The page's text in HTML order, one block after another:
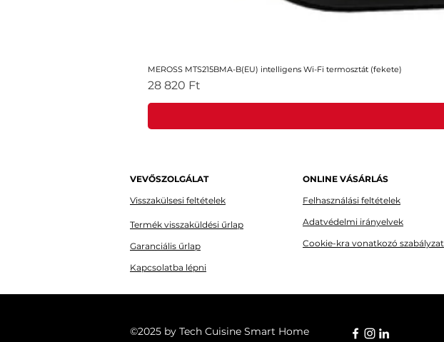
MEROSS MTS215BMA-B(EU) intelligens Wi-Fi termosztát (fekete)
Ár
28 820 Ft
VEVŐSZOLGÁLAT
Visszakülsesi feltételek
Termék visszaküldési űrlap
Garanciális űrlap
Kapcsolatba lépni
ONLINE VÁSÁRLÁS
Felhasználási feltételek
Adatvédelmi irányelvek
Cookie-kra vonatkozó szabályzat
©2025 by Tech Cuisine Smart Home